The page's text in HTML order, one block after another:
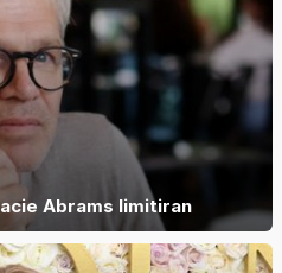
Abrams limitiran